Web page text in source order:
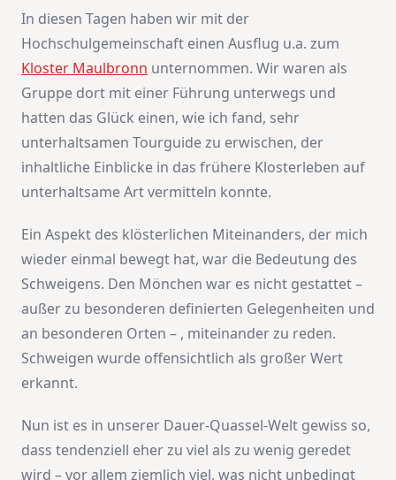
In diesen Tagen haben wir mit der
Hochschulgemeinschaft einen Ausflug u.a. zum
Kloster Maulbronn unternommen. Wir waren als
Gruppe dort mit einer Führung unterwegs und
hatten das Glück einen, wie ich fand, sehr
unterhaltsamen Tourguide zu erwischen, der
inhaltliche Einblicke in das frühere Klosterleben auf
unterhaltsame Art vermitteln konnte.
Ein Aspekt des klösterlichen Miteinanders, der mich
wieder einmal bewegt hat, war die Bedeutung des
Schweigens. Den Mönchen war es nicht gestattet –
außer zu besonderen definierten Gelegenheiten und
an besonderen Orten – , miteinander zu reden.
Schweigen wurde offensichtlich als großer Wert
erkannt.
Nun ist es in unserer Dauer-Quassel-Welt gewiss so,
dass tendenziell eher zu viel als zu wenig geredet
wird – vor allem ziemlich viel, was nicht unbedingt